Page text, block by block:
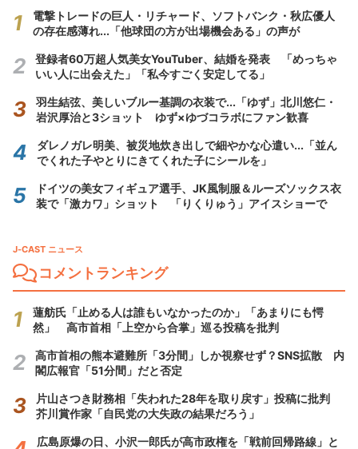
電撃トレードの巨人・リチャード、ソフトバンク・秋広優人
の存在感薄れ...「他球団の方が出場機会ある」の声が
登録者60万超人気美女YouTuber、結婚を発表 「めっちゃ
いい人に出会えた」「私今すごく安定してる」
羽生結弦、美しいブルー基調の衣装で...「ゆず」北川悠仁・
岩沢厚治と3ショット ゆず×ゆづコラボにファン歓喜
ダレノガレ明美、被災地炊き出しで細やかな心遣い...「並ん
でくれた子やとりにきてくれた子にシールを」
ドイツの美女フィギュア選手、JK風制服＆ルーズソックス衣
装で「激カワ」ショット 「りくりゅう」アイスショーで
J-CAST ニュース
コメントランキング
蓮舫氏「止める人は誰もいなかったのか」「あまりにも愕
然」 高市首相「上空から合掌」巡る投稿を批判
高市首相の熊本避難所「3分間」しか視察せず？SNS拡散 内
閣広報官「51分間」だと否定
片山さつき財務相「失われた28年を取り戻す」投稿に批判
芥川賞作家「自民党の大失政の結果だろう」
広島原爆の日、小沢一郎氏が高市政権を「戦前回帰路線」と